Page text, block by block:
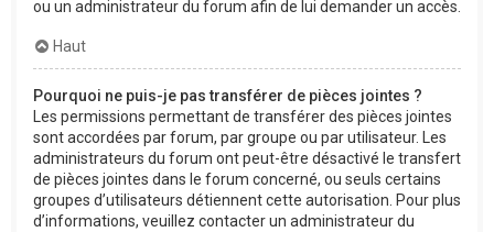
ou un administrateur du forum afin de lui demander un accès.
Haut
Pourquoi ne puis-je pas transférer de pièces jointes ?
Les permissions permettant de transférer des pièces jointes
sont accordées par forum, par groupe ou par utilisateur. Les
administrateurs du forum ont peut-être désactivé le transfert
de pièces jointes dans le forum concerné, ou seuls certains
groupes d’utilisateurs détiennent cette autorisation. Pour plus
d’informations, veuillez contacter un administrateur du